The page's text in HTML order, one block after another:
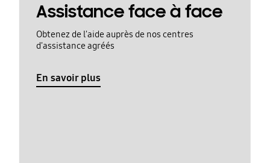
Assistance face à face
Obtenez de l'aide auprès de nos centres
d'assistance agréés
En savoir plus